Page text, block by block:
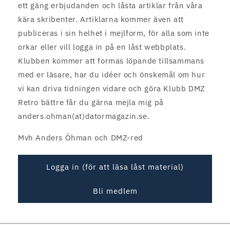
ett gäng erbjudanden och låsta artiklar från våra
kära skribenter. Artiklarna kommer även att
publiceras i sin helhet i mejlform, för alla som inte
orkar eller vill logga in på en låst webbplats.
Klubben kommer att formas löpande tillsammans
med er läsare, har du idéer och önskemål om hur
vi kan driva tidningen vidare och göra Klubb DMZ
Retro bättre får du gärna mejla mig på
anders.ohman(at)datormagazin.se.
Mvh Anders Öhman och DMZ-red
Logga in (för att läsa låst material)
Bli medlem